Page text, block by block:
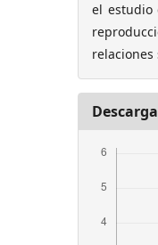
el estudio
relaciones